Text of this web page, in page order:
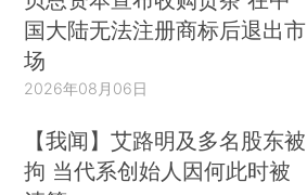
国大陆无法注册商标后退出市
场
2026年08月06日
【我闻】艾路明及多名股东被
拘 当代系创始人因何此时被